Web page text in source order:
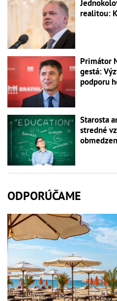
realitou:
Primátor
gestá:
podporu
Starosta
stredné
ODPORÚČAME